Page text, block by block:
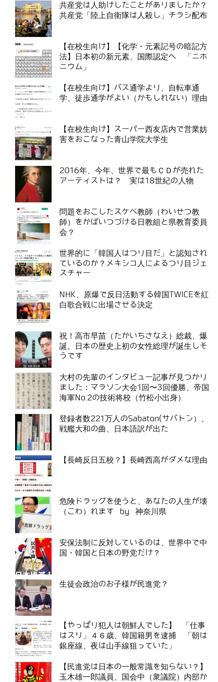
共産党は人助けしたことがありましたか？
共産党「陸上自衛隊は人殺し」チラシ配布
【在校生向け】【化学・元素記号の暗記方
法】日本初の新元素、国際認定へ 「ニホ
ニウム」
【在校生向け】バス通学より、自転車通
学、徒歩通学がよい（かもしれない）理由
【在校生向け】スーパー西友店内で営業妨
害をおこなった青山学院大学生
2016年、今年、世界で最もＣＤが売れた
アーティストは？ 実は18世紀の人物
問題をおこしたスケベ教師（わいせつ教
師）をかばいつづける日教組と県教育委員
会？
世界的に「韓国人はつり目だ」と認知され
ているのか？メキシコ人によるつり目ジェ
スチャー
NHK、原爆で反日活動する韓国TWICEを紅
白歌合戦に出場させる決定
祝！高市早苗（たかいちさなえ）総裁、爆
誕。日本の歴史上初の女性総理が誕生しそ
うです
大村の先輩のインタビュー記事が見つかり
ました：マラソン大会1回〜3回優勝、帝国
海軍No.2の技術将校（竹松小出身）
登録者数221万人のSabaton(サバトン）、
戦艦大和の曲、日本語訳が出た
【長崎反日五校？】長崎西高がダメな理由
危険ドラッグを使うと、あなたの人生が壊
（こわ）れます by 神奈川県
安保法制に反対しているのは、世界中で中
国・韓国と日本の野党だけ？
生徒会政治のお子様が民進党？
【やっぱり犯人は朝鮮人でした】 「仕事
はスリ」４６歳、韓国籍男を逮捕 「朝は
銀座線、夜は山手線狙っていた」
【民進党は日本の一般常識を知らない？】
玉木雄一郎議員、国会中（衆議院）内部か